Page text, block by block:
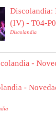
Discolandia:
(IV) - T04-
Discolandia
-